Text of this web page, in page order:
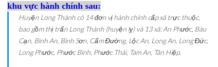
khu vực hành chính sau:
Huyện Long Thành có 14 đơn vị hành chính cấp xã trực thuộc,
bao gồm thị trấn Long Thành (huyện lỵ) và 13 xã: An Phước, Bàu
Cạn, Bình An, Bình Sơn, Cẩm Đường, Lộc An, Long An, Long Đức,
Long Phước, Phước Bình, Phước Thái, Tam An, Tân Hiệp.